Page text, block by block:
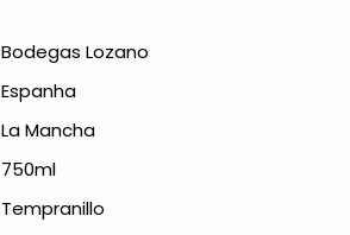
Bodegas Lozano
Espanha
La Mancha
750ml
Tempranillo